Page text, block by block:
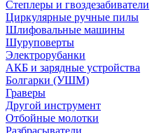
Степлеры и гвоздезабиватели
Циркулярные ручные пилы
Шлифовальные машины
Шуруповерты
Электрорубанки
АКБ и зарядные устройства
Болгарки (УШМ)
Граверы
Другой инструмент
Отбойные молотки
Разбрасыватели